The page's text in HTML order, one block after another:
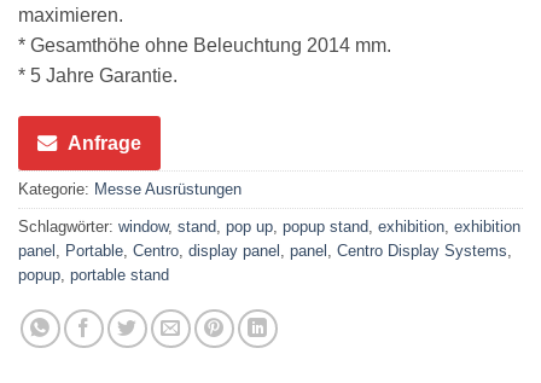
maximieren.
* Gesamthöhe ohne Beleuchtung 2014 mm.
* 5 Jahre Garantie.
Anfrage
Kategorie: Messe Ausrüstungen
Schlagwörter: window, stand pop up popup stand exhibition exhibition
panel
Portable Centro display panel panel Centro Display Systems
popup portable stand